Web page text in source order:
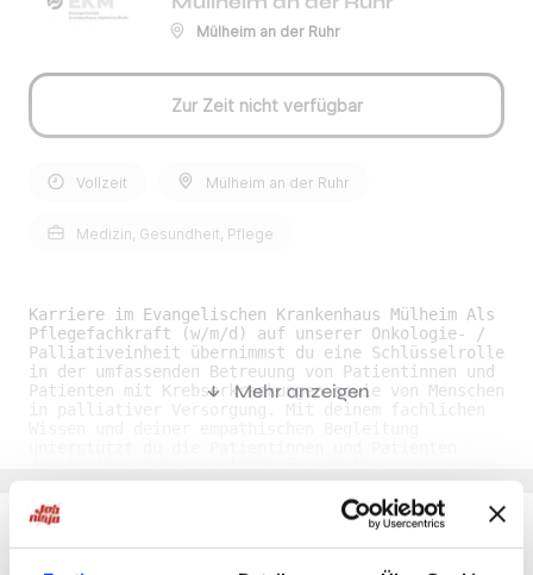
Mülheim an der Ruhr
Zur Zeit nicht verfügbar
Vollzeit Mülheim an der Ruhr
Medizin, Gesundheit, Pflege
Karriere im Evangelischen Krankenhaus Mülheim Als
Pflegefachkraft (w/m/d) auf unserer Onkologie- /
Palliativeinheit übernimmst du eine Schlüsselrolle
in der umfassenden Betreuung von Patientinnen und
Patienten mit Krebserkrankungen sowie von Menschen
in palliativer Versorgung. Mit deinem fachlichen
selbstbestimmt wie möglich zu gestalten. Du
erkennst Veränderungen im Gesundheitszustand
frühzeitig, reagierst professionell auf
Mehr anzeigen